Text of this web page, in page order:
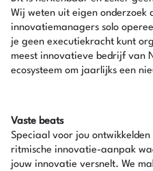
Wij weten uit eigen onderzoek
innovatiemanagers solo
je geen executiekracht kunt
meest innovatieve bedrijf van
ecosysteem om jaarlijks een
Vaste beats
Speciaal voor jou
ritmische innovatie-aanpak
jouw innovatie versnelt. We